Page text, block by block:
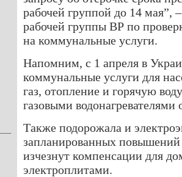
рабочей группой до 14 мая”,
рабочей группы ВР по
на коммунальные услуги.
Напомним, с 1 апреля в
коммунальные услуги для
газ, отопление и горячую
газовыми водонагревателями
Также подорожала и
запланированных повышений
изчезнут компенсации для
электроплитами.